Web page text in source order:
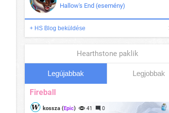
Hallow's End (esemény)
+ HS Blog beküldése
Hearthstone paklik
Legújabbak Legjobbak
Fireball
kossza (Epic) 41 0